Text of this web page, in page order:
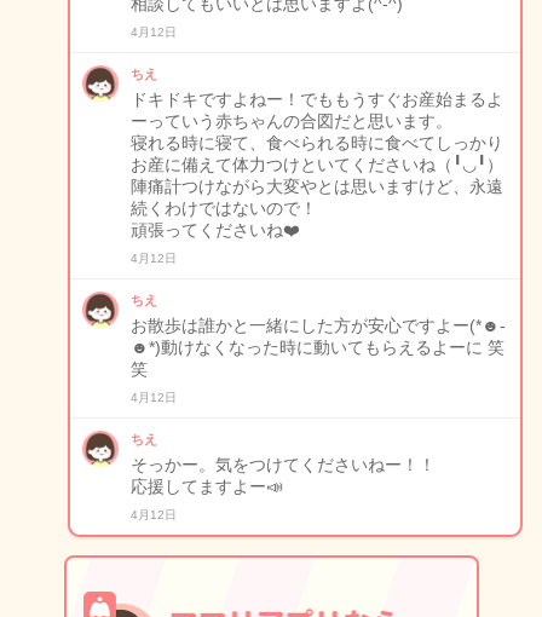
4月12日
ちえ
ドキドキですよねー！でももうすぐお産始まるよ
ーっていう赤ちゃんの合図だと思います。
寝れる時に寝て、食べられる時に食べてしっかり
お産に備えて体力つけといてくださいね（╹◡╹）
陣痛計つけながら大変やとは思いますけど、永遠
続くわけではないので！
頑張ってくださいね❤️
4月12日
ちえ
お散歩は誰かと一緒にした方が安心ですよー(*☻-
☻*)動けなくなった時に動いてもらえるよーに 笑
笑
4月12日
ちえ
そっかー。気をつけてくださいねー！！
応援してますよー📣
4月12日